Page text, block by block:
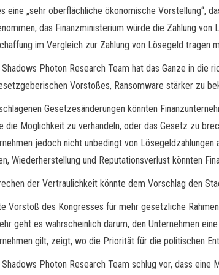
eine „sehr oberflächliche ökonomische Vorstellung“,
das Finanzministerium würde die Zahlung
im Vergleich zur Zahlung von Lösegeld tragen
Shadows Photon Research Team hat das Ganze in
Vorstoßes, Ransomware stärker zu
Gesetzesänderungen könnten
die Möglichkeit zu verhandeln, oder das Gesetz zu
jedoch nicht unbedingt von
Wiederherstellung und Reputationsverlust könnten
der Vertraulichkeit könnte dem Vorschlag den
Vorstoß des Kongresses für mehr gesetzliche
geht es wahrscheinlich darum, den Unternehmen
gilt, zeigt, wo die Priorität für die politischen
Photon Research Team schlug vor, dass